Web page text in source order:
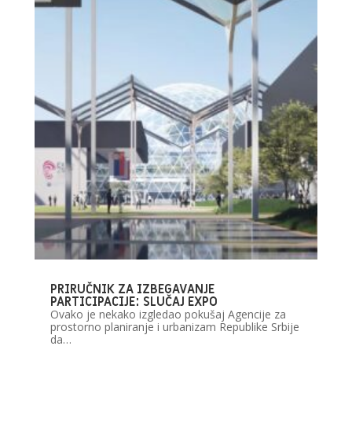
PRIRUČNIK ZA IZBEGAVANJE
PARTICIPACIJE: SLUČAJ EXPO
Ovako je nekako izgledao pokušaj Agencije za
prostorno planiranje i urbanizam Republike Srbije
da…